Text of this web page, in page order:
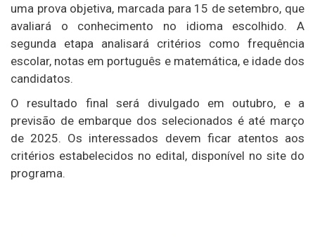
uma prova objetiva, marcada para 15 de setembro, que
avaliará o conhecimento no idioma escolhido. A
segunda etapa analisará critérios como frequência
escolar, notas em português e matemática, e idade dos
candidatos.
O resultado final será divulgado em outubro, e a
previsão de embarque dos selecionados é até março
de 2025. Os interessados devem ficar atentos aos
critérios estabelecidos no edital, disponível no site do
programa.